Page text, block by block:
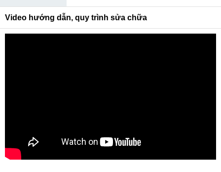
Video hướng dẫn, quy trình sửa chữa